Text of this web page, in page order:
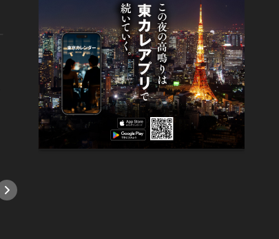
東カレイベントレポート Vol.28
目に映ったのは最高峰の夜景とハイ
スペックな異性のみ。『東カレ恵比
寿Lover's NIGHT』完全レポート！
#イベント
東カレ
過去最
輝かせ
マー